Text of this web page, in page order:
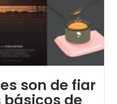
son de fiar
básicos de